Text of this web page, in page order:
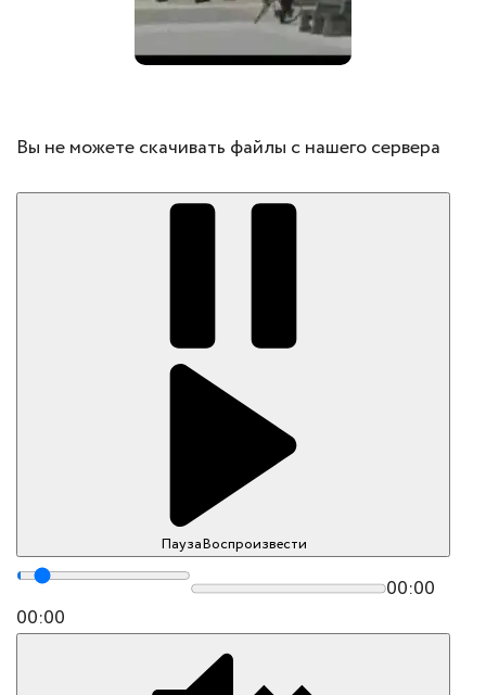
Вы не можете скачивать файлы с нашего сервера
ПаузаВоспроизвести
00:00
00:00